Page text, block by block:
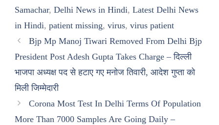
Samachar, Delhi News in Hindi, Latest Delhi News
in Hindi, patient missing, virus, virus patient
Bjp Mp Manoj Tiwari Removed From Delhi Bjp
President Post Adesh Gupta Takes Charge – दिल्ली
भाजपा अध्यक्ष पद से हटाए गए मनोज तिवारी, आदेश गुप्ता को
मिली जिम्मेदारी
Corona Most Test In Delhi Terms Of Population
More Than 7000 Samples Are Going Daily –